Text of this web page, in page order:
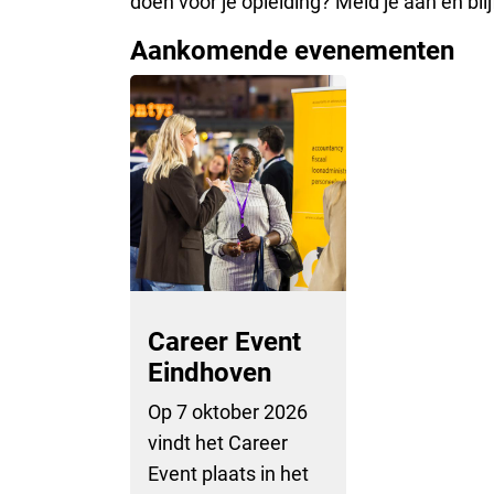
Aankomende evenementen
Career Event
Eindhoven
Op 7 oktober 2026
vindt het Career
Event plaats in het